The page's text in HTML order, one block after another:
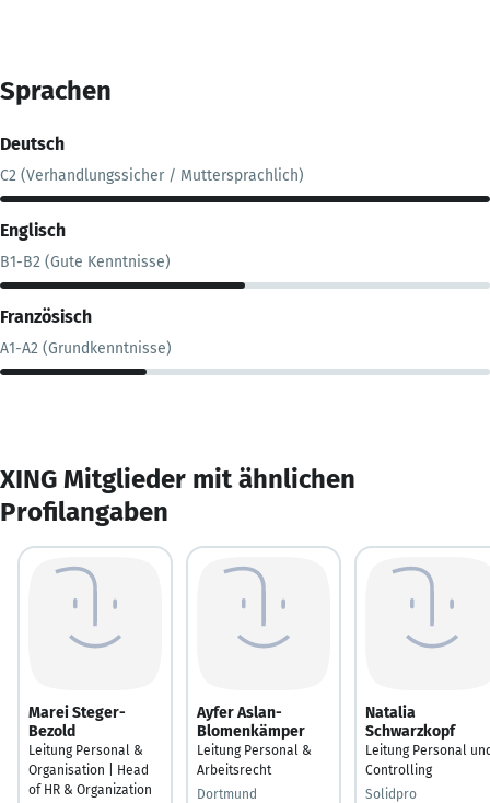
Sprachen
Deutsch
C2 (Verhandlungssicher / Muttersprachlich)
Englisch
B1-B2 (Gute Kenntnisse)
Französisch
A1-A2 (Grundkenntnisse)
XING Mitglieder mit ähnlichen
Profilangaben
Marei Steger-
Bezold
Leitung Personal &
Organisation | Head
of HR & Organization
Ayfer Aslan-
Blomenkämper
Leitung Personal &
Arbeitsrecht
Dortmund
Natalia
Schwarzkopf
Leitung Personal
Controlling
Solidpro